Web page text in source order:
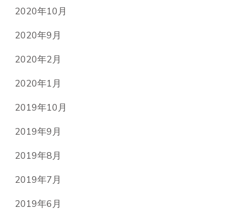
2020年10月
2020年9月
2020年2月
2020年1月
2019年10月
2019年9月
2019年8月
2019年7月
2019年6月